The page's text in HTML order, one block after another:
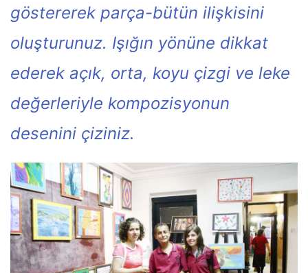
göstererek parça-bütün ilişkisini
oluşturunuz. Işığın yönüne dikkat
ederek açık, orta, koyu çizgi ve leke
değerleriyle kompozisyonun
desenini çiziniz.